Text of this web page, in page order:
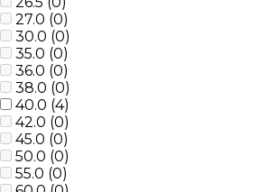
27.0 (0)
30.0 (0)
35.0 (0)
36.0 (0)
38.0 (0)
40.0 (4)
42.0 (0)
45.0 (0)
50.0 (0)
55.0 (0)